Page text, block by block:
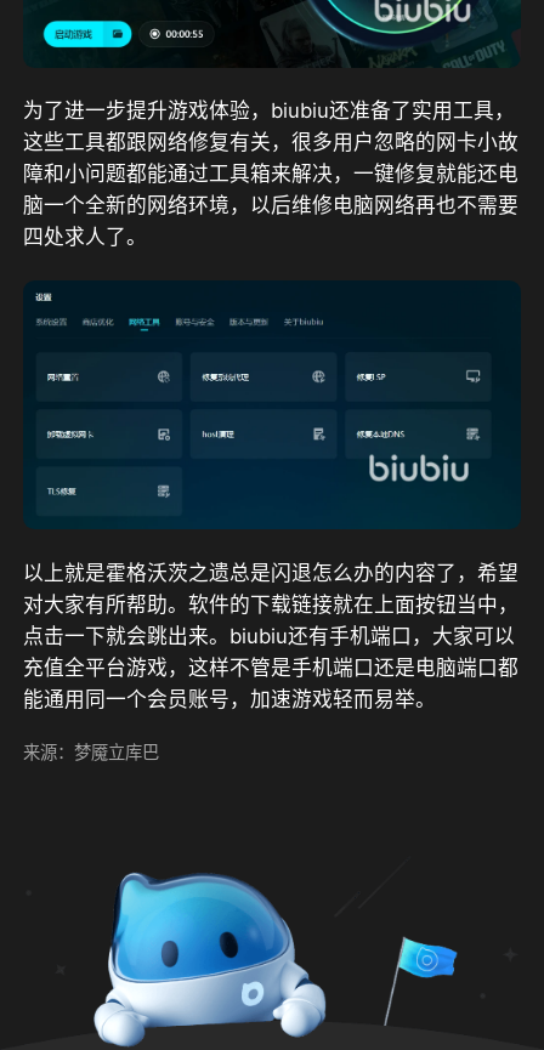
为了进一步提升游戏体验，biubiu还准备了实用工具，
这些工具都跟网络修复有关，很多用户忽略的网卡小故
障和小问题都能通过工具箱来解决，一键修复就能还电
脑一个全新的网络环境，以后维修电脑网络再也不需要
四处求人了。
以上就是霍格沃茨之遗总是闪退怎么办的内容了，希望
对大家有所帮助。软件的下载链接就在上面按钮当中，
点击一下就会跳出来。biubiu还有手机端口，大家可以
充值全平台游戏，这样不管是手机端口还是电脑端口都
能通用同一个会员账号，加速游戏轻而易举。
来源：梦魇立库巴